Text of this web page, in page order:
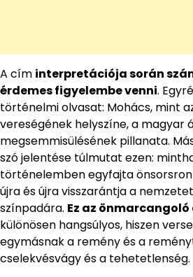
A cím interpretációja során
érdemes figyelembe venni.
történelmi olvasat: Mohács, mint
vereségének helyszíne, a magyar
megsemmisülésének pillanata.
szó jelentése túlmutat ezen:
történelemben egyfajta
újra és újra visszarántja a
színpadára. Ez az
különösen hangsúlyos, hiszen
egymásnak a remény és a
cselekvésvágy és a tehetetlenség.